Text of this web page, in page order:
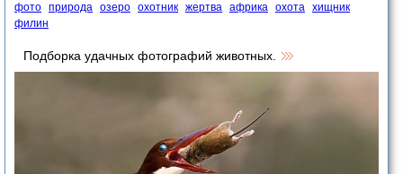
фото природа озеро охотник жертва африка охота хищник
филин
Подборка удачных фотографий животных.